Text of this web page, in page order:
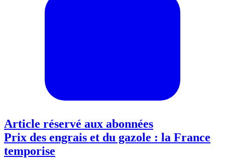
Article réservé aux abonnées
Prix des engrais et du gazole : la France
temporise